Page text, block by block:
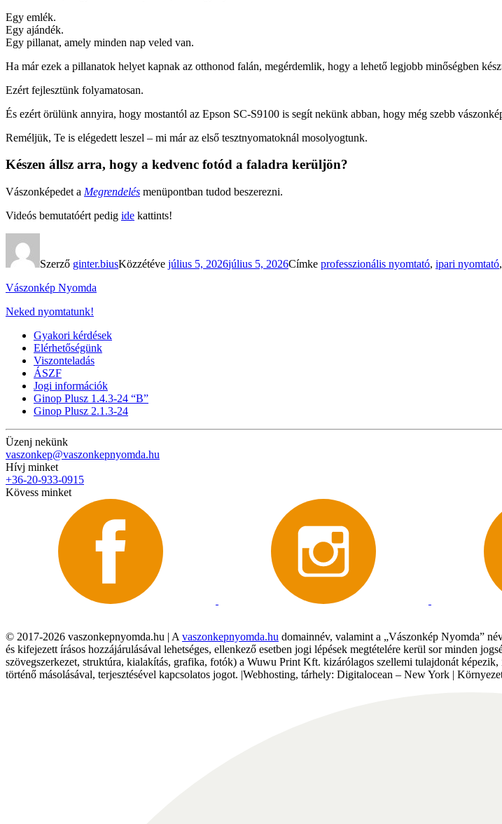
Egy emlék.
Egy ajándék.
Egy pillanat, amely minden nap veled van.
Ha már ezek a pillanatok helyet kapnak az otthonod falán, megérdemlik, hogy a lehető legjobb minőségben
Ezért fejlesztünk folyamatosan.
És ezért örülünk annyira, hogy mostantól az Epson SC-S9100 is segít nekünk abban, hogy még szebb
Reméljük, Te is elégedett leszel – mi már az első tesztnyomatoknál mosolyogtunk.
Készen állsz arra, hogy a kedvenc fotód a faladra kerüljön?
Vászonképedet a Megrendelés menüpontban tudod beszerezni.
Videós bemutatóért pedig ide kattints!
Szerző ginter.biusKözzétéve július 5, 2026július 5, 2026Címke professzionális nyomtató, ipari nyomtató,
Vászonkép Nyomda
Neked nyomtatunk!
Gyakori kérdések
Elérhetőségünk
Viszonteladás
ÁSZF
Jogi információk
Ginop Plusz 1.4.3-24 “B”
Ginop Plusz 2.1.3-24
Üzenj nekünk
vaszonkep@vaszonkepnyomda.hu
Hívj minket
+36-20-933-0915
Kövess minket
© 2017-2026 vaszonkepnyomda.hu | A vaszonkepnyomda.hu domainnév, valamint a „Vászonkép Nyomda”
és kifejezett írásos hozzájárulásával lehetséges, ellenkező esetben jogi lépések megtételére kerül sor minden
szövegszerkezet, struktúra, kialakítás, grafika, fotók) a Wuwu Print Kft. kizárólagos szellemi tulajdonát
történő másolásával, terjesztésével kapcsolatos jogot. |Webhosting, tárhely: Digitalocean – New York |